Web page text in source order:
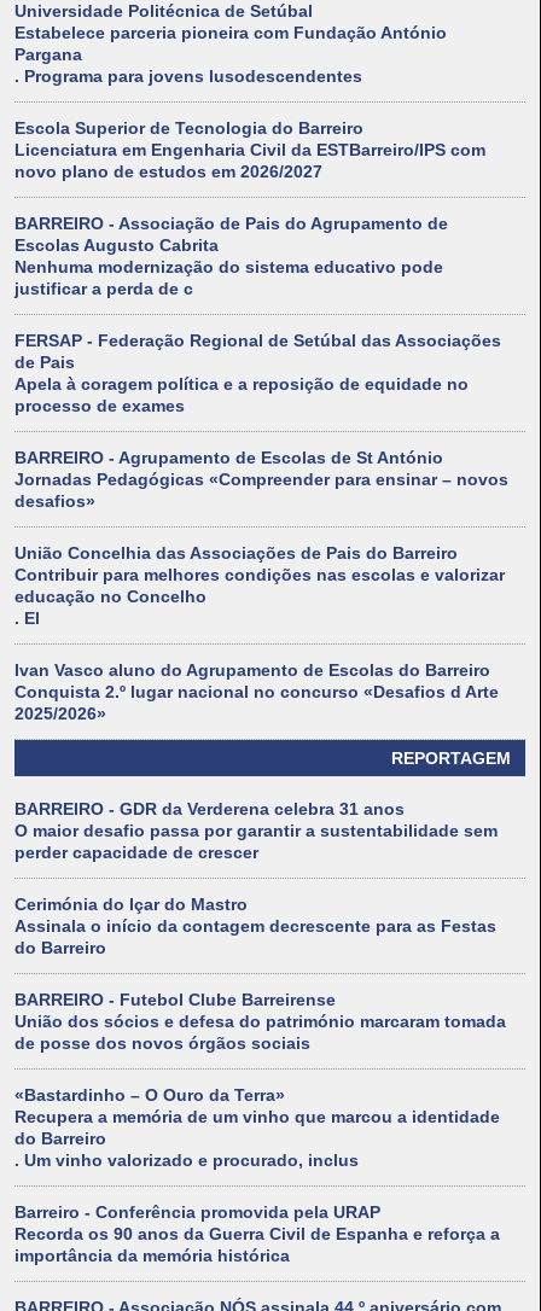
Universidade Politécnica de Setúbal
Estabelece parceria pioneira com Fundação António
Pargana
. Programa para jovens lusodescendentes
Escola Superior de Tecnologia do Barreiro
Licenciatura em Engenharia Civil da ESTBarreiro/IPS com
novo plano de estudos em 2026/2027
BARREIRO - Associação de Pais do Agrupamento de
Escolas Augusto Cabrita
Nenhuma modernização do sistema educativo pode
justificar a perda de c
FERSAP - Federação Regional de Setúbal das Associações
de Pais
Apela à coragem política e a reposição de equidade no
processo de exames
BARREIRO - Agrupamento de Escolas de St António
Jornadas Pedagógicas «Compreender para ensinar – novos
desafios»
União Concelhia das Associações de Pais do Barreiro
Contribuir para melhores condições nas escolas e valorizar
educação no Concelho
. El
Ivan Vasco aluno do Agrupamento de Escolas do Barreiro
Conquista 2.º lugar nacional no concurso «Desafios d Arte
2025/2026»
REPORTAGEM
BARREIRO - GDR da Verderena celebra 31 anos
O maior desafio passa por garantir a sustentabilidade sem
perder capacidade de crescer
Cerimónia do Içar do Mastro
Assinala o início da contagem decrescente para as Festas
do Barreiro
BARREIRO - Futebol Clube Barreirense
União dos sócios e defesa do património marcaram tomada
de posse dos novos órgãos sociais
«Bastardinho – O Ouro da Terra»
Recupera a memória de um vinho que marcou a identidade
do Barreiro
. Um vinho valorizado e procurado, inclus
Barreiro - Conferência promovida pela URAP
Recorda os 90 anos da Guerra Civil de Espanha e reforça a
importância da memória histórica